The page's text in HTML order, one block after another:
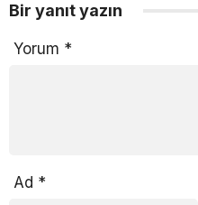
Bir yanıt yazın
Yorum *
Ad *